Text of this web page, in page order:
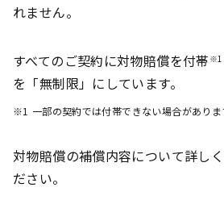
れません。
すべてのご契約に対物賠償を付帯 ※1
を「無制限」にしています。
※1 一部の契約では付帯できない場合がありま
対物賠償の補償内容について詳し
ださい。